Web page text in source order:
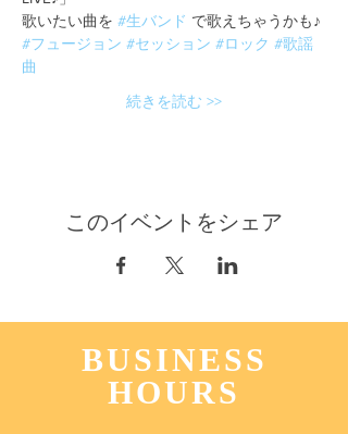
歌いたい曲を #生バンド で歌えちゃうかも♪
#フュージョン #セッション #ロック #歌謡
曲
続きを読む >>
このイベントをシェア
BUSINESS
HOURS